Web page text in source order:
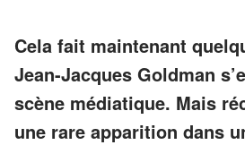
Cela fait maintenant
Jean-Jacques Goldman
scène médiatique. Mais
une rare apparition dans